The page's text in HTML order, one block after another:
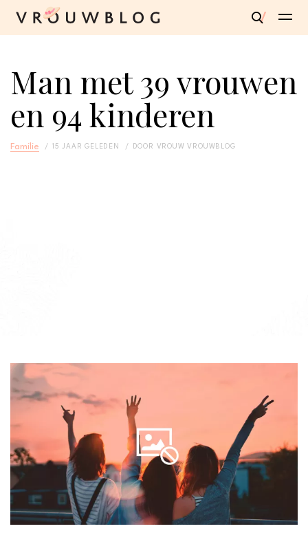
Man met 39 vrouwen
en 94 kinderen
Familie 15 JAAR GELEDEN DOOR VROUW VROUWBLOG